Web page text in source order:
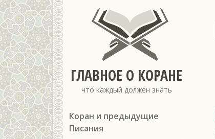
ГЛАВНОЕ О КОРАНЕ
что каждый должен знать
Коран и предыдущие
Писания